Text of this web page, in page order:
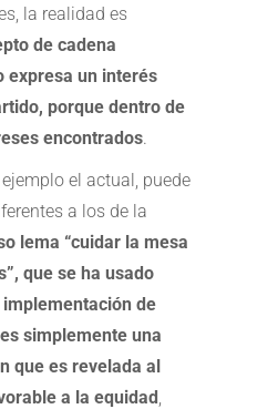
la realidad es
de cadena
expresa un interés
porque dentro de
encontrados.
el actual, puede
a los de la
lema “cuidar la mesa
que se ha usado
de
simplemente una
que es revelada al
a la equidad,